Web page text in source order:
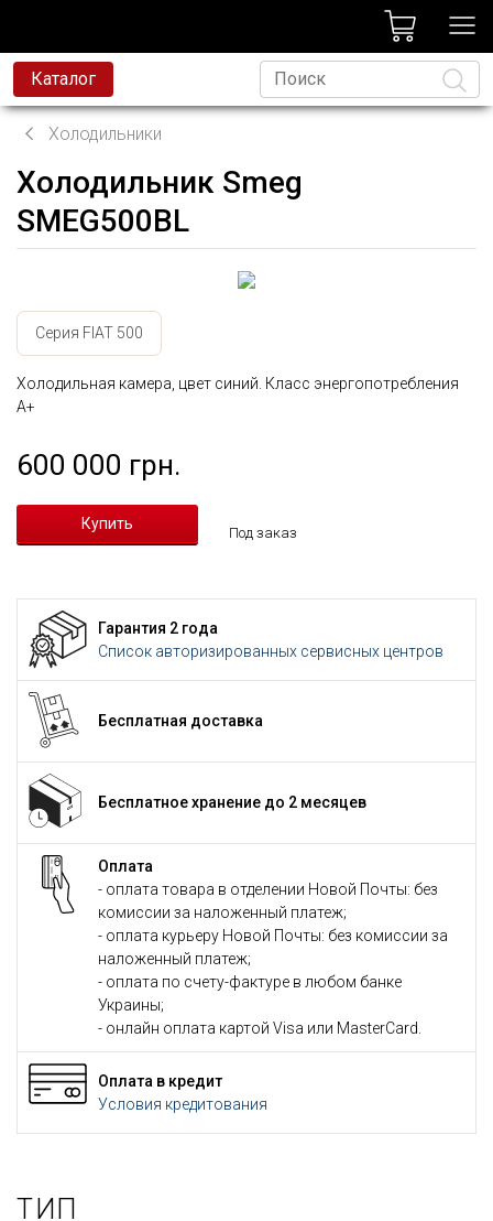
Каталог
Холодильники
Холодильник Smeg
SMEG500BL
Серия FIAT 500
Холодильная камера, цвет синий. Класс энергопотребления
A+
600 000 грн.
Под заказ
Гарантия 2 года
Список авторизированных сервисных центров
Бесплатная доставка
Бесплатное хранение до 2 месяцев
Оплата
- оплата товара в отделении Новой Почты: без
комиссии за наложенный платеж;
- оплата курьеру Новой Почты: без комиссии за
наложенный платеж;
- оплата по счету-фактуре в любом банке
Украины;
- онлайн оплата картой Visa или MasterCard.
Оплата в кредит
Условия кредитования
ТИП